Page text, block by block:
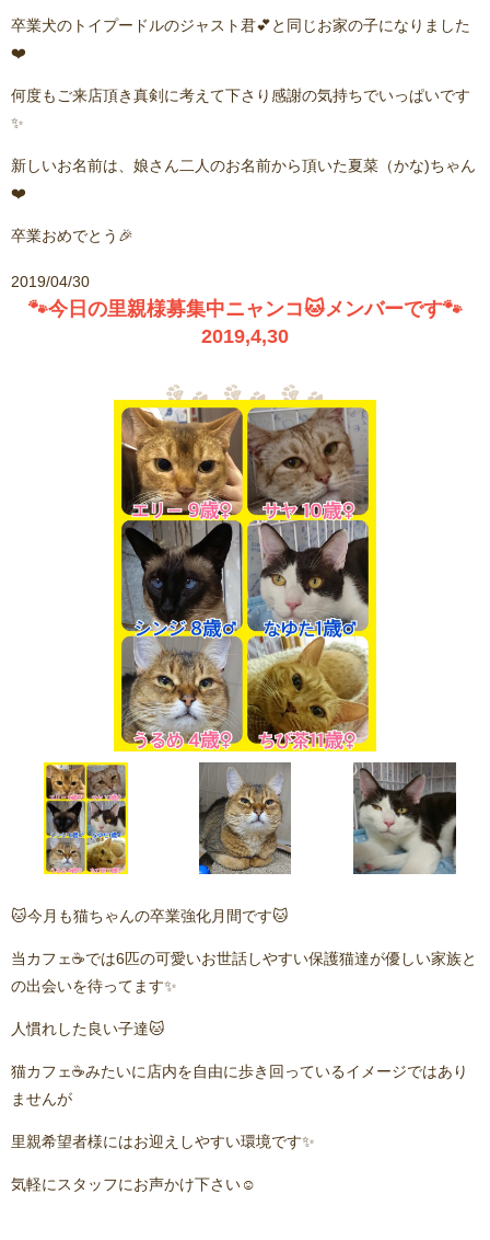
卒業犬のトイプードルのジャスト君💕と同じお家の子になりました
❤️
何度もご来店頂き真剣に考えて下さり感謝の気持ちでいっぱいです
✨
新しいお名前は、娘さん二人のお名前から頂いた夏菜（かな)ちゃん
❤️
卒業おめでとう🎉
2019/04/30
🐾今日の里親様募集中ニャンコ🐱メンバーです🐾
2019,4,30
🐱今月も猫ちゃんの卒業強化月間です🐱
当カフェ☕️では6匹の可愛いお世話しやすい保護猫達が優しい家族と
の出会いを待ってます✨
人慣れした良い子達🐱
猫カフェ☕️みたいに店内を自由に歩き回っているイメージではあり
ませんが
里親希望者様にはお迎えしやすい環境です✨
気軽にスタッフにお声かけ下さい☺️